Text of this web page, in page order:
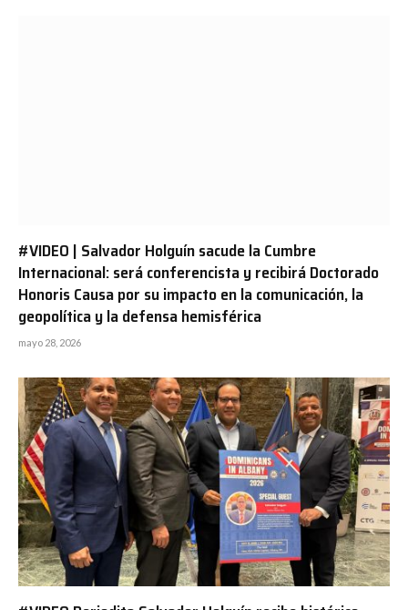
#VIDEO | Salvador Holguín sacude la Cumbre
Internacional: será conferencista y recibirá Doctorado
Honoris Causa por su impacto en la comunicación, la
geopolítica y la defensa hemisférica
mayo 28, 2026